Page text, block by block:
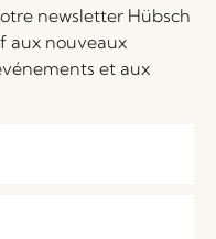
newsletter Hübsch
aux nouveaux
et aux